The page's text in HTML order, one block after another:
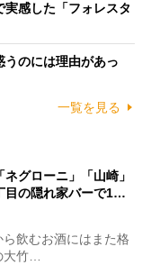
実感した「フォレスタ
のには理由があっ
一覧を見る
ネグローニ」「山崎」
目の隠れ家バーで1…
飲むお酒にはまた格
竹…